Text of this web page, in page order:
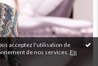
acceptez l'utilisation de
de nos services. En